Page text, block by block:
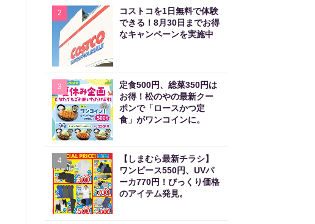
2
コストコを1日無料で体験
できる！8月30日までお得
なキャンペーンを実施中
3
定食500円、総菜350円は
お得！松のやの最新クー
ポンで「ロースかつ定
食」がワンコインに。
4
【しまむら最新チラシ】
ワンピース550円、UVパ
ーカ770円！びっくり価格
のアイテム発見。